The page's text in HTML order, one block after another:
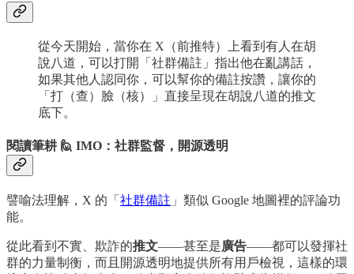
從今天開始，當你在 X（前推特）上看到有人在胡
說八道，可以打開「社群備註」指出他在亂講話，
如果其他人認同你，可以幫你的備註按讚，讓你的
「打（查）臉（核）」直接呈現在胡說八道的推文
底下。
閱讀筆耕 🙋 IMO：社群監督，開源透明
譬喻法理解，X 的「 社群備註 」類似 Google 地圖裡的評論功
能。
從此看到不實、欺詐的推文——甚至是廣告——都可以發揮社
群的力量制衡，而且開源透明地提供所有用戶檢視，這樣的環